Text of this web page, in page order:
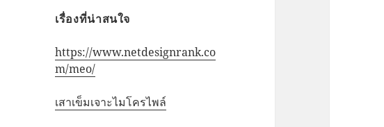
เรื่องที่น่าสนใจ
https://www.netdesignrank.co
m/meo/
เสาเข็มเจาะไมโครไพล์